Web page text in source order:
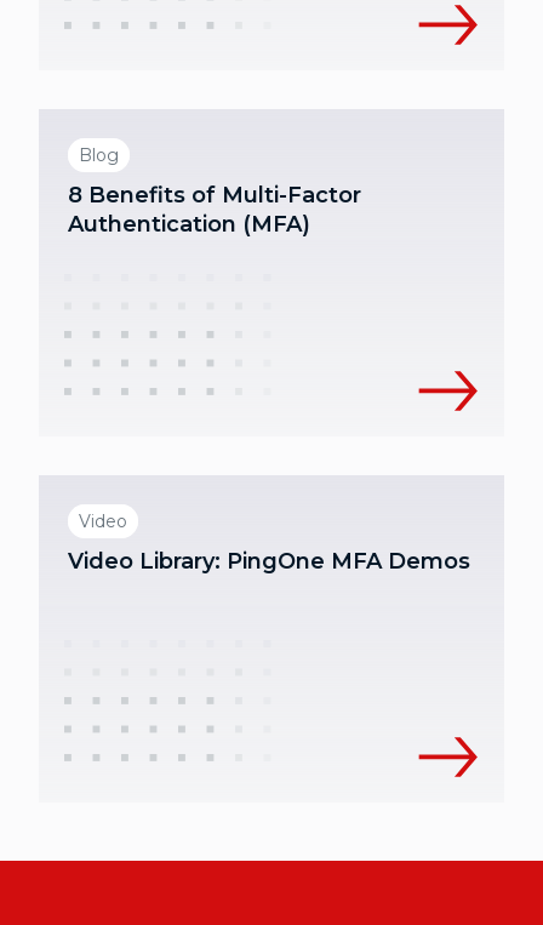
Blog
8 Benefits of Multi-Factor
Authentication (MFA)
Video
Video Library: PingOne MFA Demos